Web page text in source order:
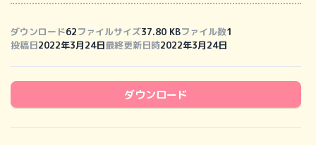
ダウンロード62ファイルサイズ37.80 KBファイル数1
投稿日2022年3月24日最終更新日時2022年3月24日
ダウンロード